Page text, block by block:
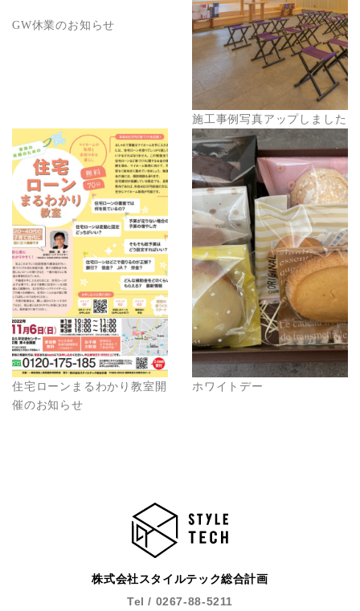
GW休業のお知らせ
施工事例写真アップしました
住宅ローンまるわかり教室開
催のお知らせ
ホワイトデー
株式会社スタイルテック総合計画
Tel / 0267-88-5211